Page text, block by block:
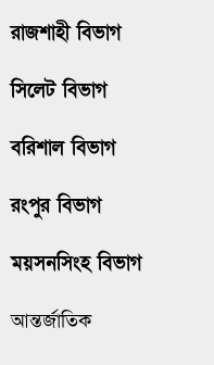
রাজশাহী বিভাগ
সিলেট বিভাগ
বরিশাল বিভাগ
রংপুর বিভাগ
ময়সনসিংহ বিভাগ
আন্তর্জাতিক